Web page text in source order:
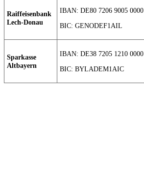
Raiffeisenbank
Lech-Donau
IBAN: DE80 7206 9005
BIC: GENODEF1AIL
Sparkasse
Altbayern
IBAN: DE38 7205 1210
BIC: BYLADEM1AIC